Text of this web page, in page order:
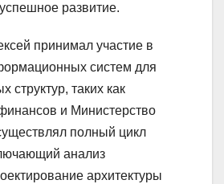
развитие.
принимал участие в
систем для
структур, таких как
и Министерство
полный цикл
анализ
архитектуры